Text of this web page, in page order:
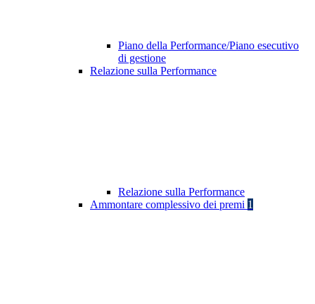
Piano della Performance/Piano esecutivo
di gestione
Relazione sulla Performance
Relazione sulla Performance
Ammontare complessivo dei premi 1